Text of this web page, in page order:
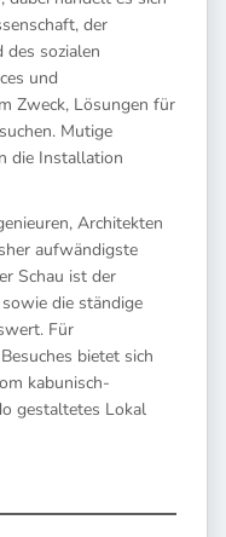
der
sozialen
und
Zweck, Lösungen für
Mutige
die Installation
Architekten
aufwändigste
Schau ist der
die ständige
Für
bietet sich
kabunisch-
gestaltetes Lokal